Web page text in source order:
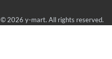
© 2026 y-mart. All rights reserved.